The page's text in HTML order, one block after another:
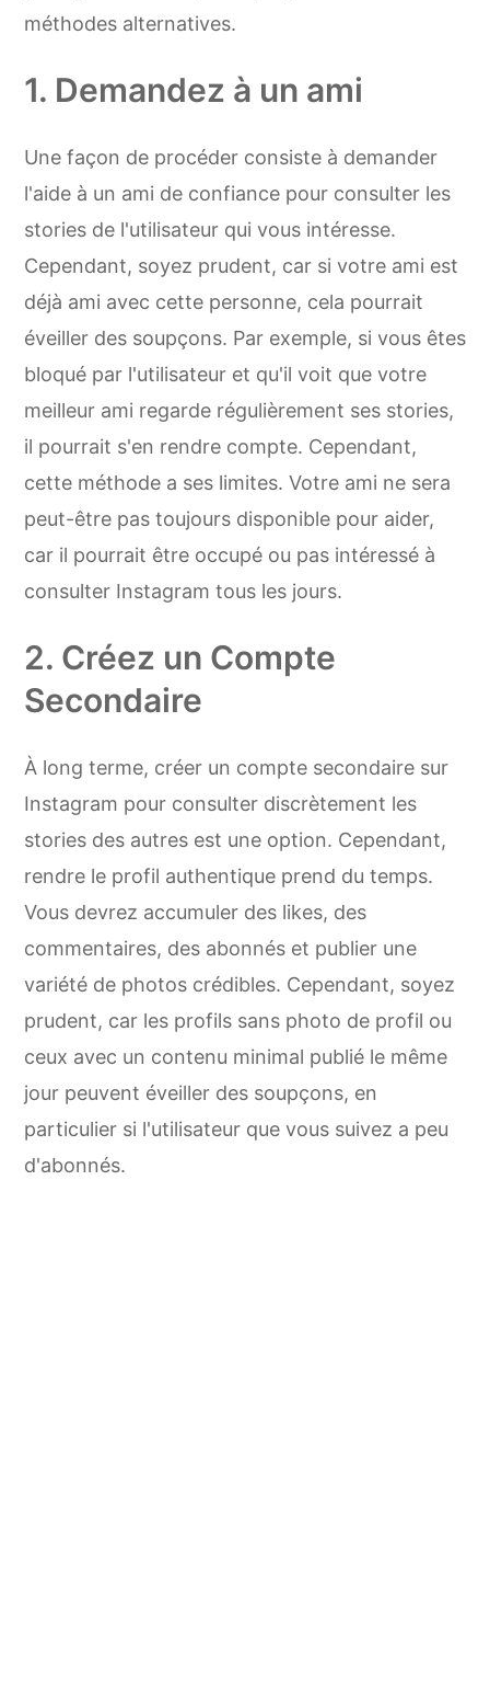
méthodes alternatives.
1. Demandez à un ami
Une façon de procéder consiste à demander
l'aide à un ami de confiance pour consulter les
stories de l'utilisateur qui vous intéresse.
Cependant, soyez prudent, car si votre ami est
déjà ami avec cette personne, cela pourrait
éveiller des soupçons. Par exemple, si vous êtes
bloqué par l'utilisateur et qu'il voit que votre
meilleur ami regarde régulièrement ses stories,
il pourrait s'en rendre compte. Cependant,
cette méthode a ses limites. Votre ami ne sera
peut-être pas toujours disponible pour aider,
car il pourrait être occupé ou pas intéressé à
consulter Instagram tous les jours.
2. Créez un Compte
Secondaire
À long terme, créer un compte secondaire sur
Instagram pour consulter discrètement les
stories des autres est une option. Cependant,
rendre le profil authentique prend du temps.
Vous devrez accumuler des likes, des
commentaires, des abonnés et publier une
variété de photos crédibles. Cependant, soyez
prudent, car les profils sans photo de profil ou
ceux avec un contenu minimal publié le même
jour peuvent éveiller des soupçons, en
particulier si l'utilisateur que vous suivez a peu
d'abonnés.